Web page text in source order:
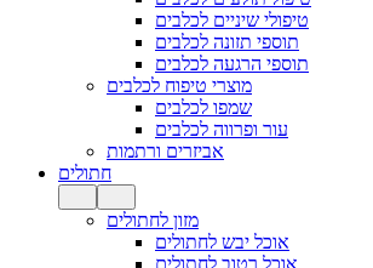
טיפולי שיניים לכלבים
תוספי תזונה לכלבים
תוספי הרגעה לכלבים
מוצרי טיפוח לכלבים
שמפו לכלבים
עור ופרווה לכלבים
אביזרים ורתמות
חתולים
מזון לחתולים
אוכל יבש לחתולים
אוכל רטוב לחתולים